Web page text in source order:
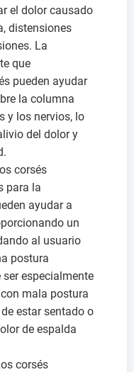
el dolor causado
distensiones
La
que
pueden ayudar
la columna
y los nervios, lo
del dolor y
corsés
para la
ayudar a
un
al usuario
postura
especialmente
mala postura
estar sentado o
de espalda
corsés